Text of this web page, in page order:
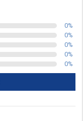
0%
0%
0%
0%
0%